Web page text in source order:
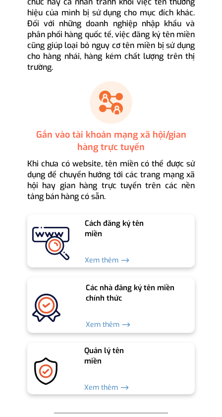
hiệu của mình bị sử dụng cho mục đích khác.
Đối với những doanh nghiệp nhập khẩu và
phân phối hàng quốc tế, việc đăng ký tên miền
cũng giúp loại bỏ nguy cơ tên miền bị sử dụng
cho hàng nhái, hàng kém chất lượng trên thị
trường.
Gắn vào tài khoản mạng xã hội/gian
hàng trực tuyến
Khi chưa có website, tên miền có thể được sử
dụng để chuyển hướng tới các trang mạng xã
hội hay gian hàng trực tuyến trên các nền
tảng bán hàng có sẵn.
Cách đăng ký tên
miền
Xem thêm ⟶
Các nhà đăng ký tên miền
chính thức
Xem thêm ⟶
Quản lý tên
miền
Xem thêm ⟶